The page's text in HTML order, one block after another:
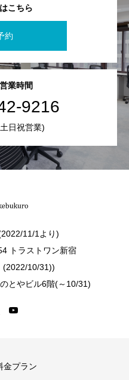
こちら
約
業時間
9216
日祝営業)
11/1より)
トラストワン新宿
(2022/10/31))
とやビル6階(～10/31)
金プラン